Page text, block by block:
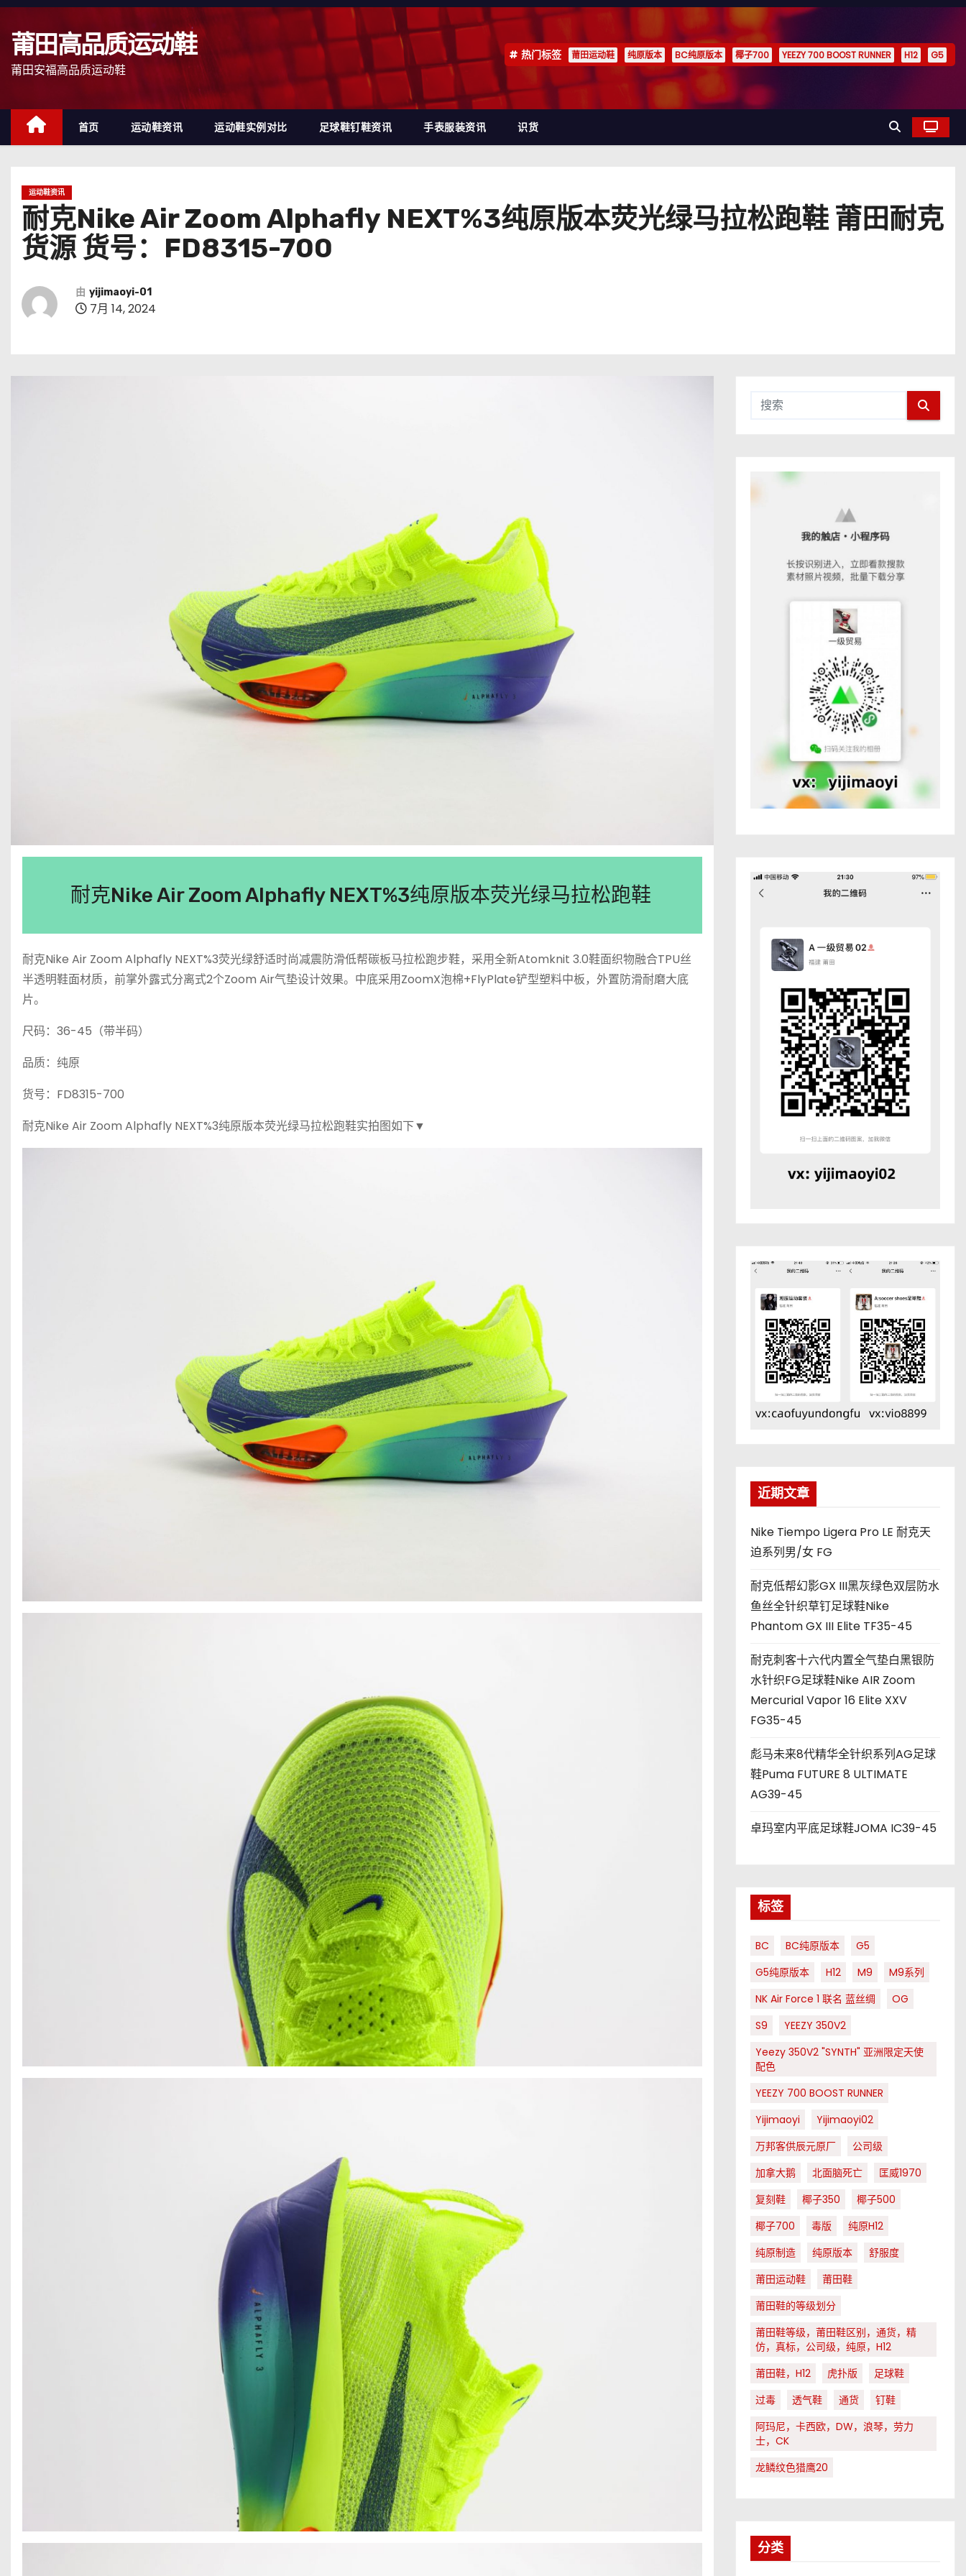
跳
莆田高品质运动鞋
莆田安福高品质运动鞋
热门标签 莆田运动鞋 纯原版本 BC纯原版本 椰子700 YEEZY 700 BOOST RUNNER H12 G5
首页 运动鞋资讯 运动鞋实例对比 足球鞋钉鞋资讯 手表服装资讯 识货
运动鞋资讯
耐克Nike Air Zoom Alphafly NEXT%3纯原版本荧光绿马拉松跑鞋 莆田耐克
货源 货号：FD8315-700
由 yijimaoyi-01
7月 14, 2024
耐克Nike Air Zoom Alphafly NEXT%3纯原版本荧光绿马拉松跑鞋
耐克Nike Air Zoom Alphafly NEXT%3荧光绿舒适时尚减震防滑低帮碳板马拉松跑步鞋，采用全新Atomknit 3.0鞋面织物融合TPU丝
半透明鞋面材质，前掌外露式分离式2个Zoom Air气垫设计效果。中底采用ZoomX泡棉+FlyPlate铲型塑料中板，外置防滑耐磨大底
片。
尺码：36-45（带半码）
品质：纯原
货号：FD8315-700
耐克Nike Air Zoom Alphafly NEXT%3纯原版本荧光绿马拉松跑鞋实拍图如下▼
近期文章
Nike Tiempo Ligera Pro LE 耐克天
迫系列男/女 FG
耐克低帮幻影GX III黑灰绿色双层防水
鱼丝全针织草钉足球鞋Nike
Phantom GX III Elite TF35-45
耐克刺客十六代内置全气垫白黑银防
水针织FG足球鞋Nike AIR Zoom
Mercurial Vapor 16 Elite XXV
FG35-45
彪马未来8代精华全针织系列AG足球
鞋Puma FUTURE 8 ULTIMATE
AG39-45
卓玛室内平底足球鞋JOMA IC39-45
标签
BC BC纯原版本
G5
G5纯原版本
H12 M9
M9系列
NK Air Force 1 联名 蓝丝绸
OG
S9
YEEZY 350V2
Yeezy 350V2 "SYNTH" 亚洲限定天使
配色
YEEZY 700 BOOST RUNNER
Yijimaoyi
Yijimaoyi02
万邦客供辰元原厂
公司级
加拿大鹅
北面脑死亡
匡威1970
复刻鞋
椰子350
椰子500
椰子700
毒版
纯原H12
纯原制造
纯原版本
舒服度
莆田运动鞋
莆田鞋
莆田鞋的等级划分
莆田鞋等级，莆田鞋区别，通货，精
仿，真标，公司级，纯原，H12
莆田鞋，H12
虎扑版
足球鞋
过毒
透气鞋 通货
钉鞋
阿玛尼，卡西欧，DW，浪琴，劳力
士，CK
龙鳞纹色猎鹰20
分类